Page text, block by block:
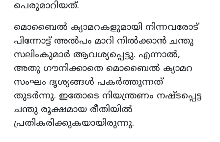
പെരുമാറിയത്.
മൊബൈല്‍ ക്യാമറകളുമായി നിന്നവരോട്
പിന്നോട്ട് അല്‍പം മാറി നില്‍ക്കാന്‍ ചന്തു
സലിംകുമാര്‍ ആവശ്യപ്പെട്ടു. എന്നാല്‍,
അതു ഗൗനിക്കാതെ മൊബൈല്‍ ക്യാമറ
സംഘം ദൃശ്യങ്ങള്‍ പകര്‍ത്തുന്നത്
തുടര്‍ന്നു. ഇതോടെ നിയന്ത്രണം നഷ്ടപ്പെട്ട
ചന്തു രൂക്ഷമായ രീതിയില്‍
പ്രതികരിക്കുകയായിരുന്നു.